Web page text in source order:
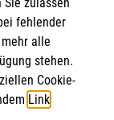
fehlender
alle
stehen.
Cookie-
Link.